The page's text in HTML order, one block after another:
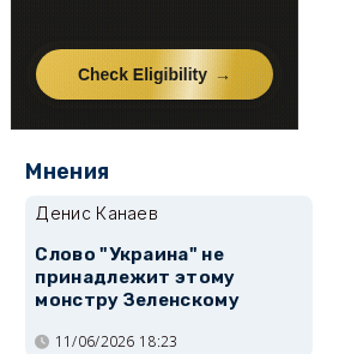
Мнения
Денис Канаев
Слово "Украина" не
принадлежит этому
монстру Зеленскому
11/06/2026 18:23